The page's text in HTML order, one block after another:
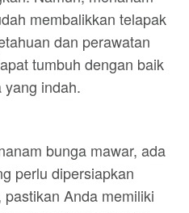
membalikkan telapak
dan perawatan
tumbuh dengan baik
indah.
bunga mawar, ada
perlu dipersiapkan
Anda memiliki